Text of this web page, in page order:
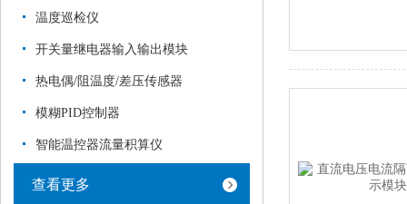
温度巡检仪
开关量继电器输入输出模块
热电偶/阻温度/差压传感器
模糊PID控制器
智能温控器流量积算仪
查看更多